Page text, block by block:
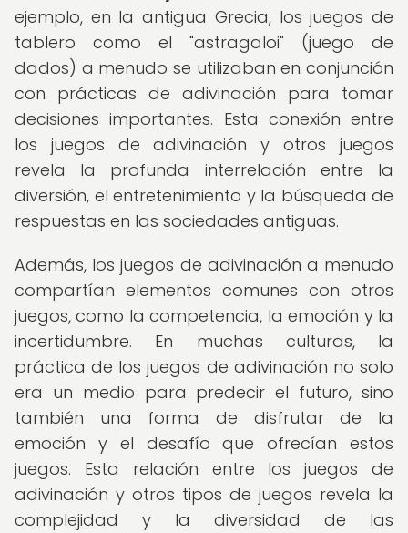
ejemplo, en la antigua Grecia, los juegos de
tablero como el "astragaloi" (juego de
dados) a menudo se utilizaban en conjunción
con prácticas de adivinación para tomar
decisiones importantes. Esta conexión entre
los juegos de adivinación y otros juegos
revela la profunda interrelación entre la
diversión, el entretenimiento y la búsqueda de
respuestas en las sociedades antiguas.
Además, los juegos de adivinación a menudo
compartían elementos comunes con otros
juegos, como la competencia, la emoción y la
incertidumbre. En muchas culturas, la
práctica de los juegos de adivinación no solo
era un medio para predecir el futuro, sino
también una forma de disfrutar de la
emoción y el desafío que ofrecían estos
juegos. Esta relación entre los juegos de
adivinación y otros tipos de juegos revela la
complejidad y la diversidad de las